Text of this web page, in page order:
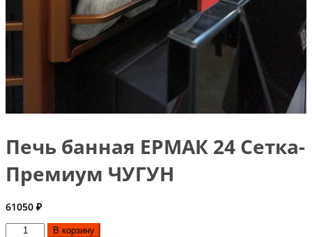
Печь банная ЕРМАК 24 Сетка-
Премиум ЧУГУН
61050 ₽
КоличествоВ корзину